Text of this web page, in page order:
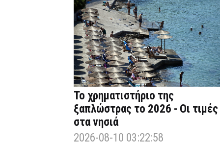
Το χρηματιστήριο της
ξαπλώστρας το 2026 - Οι τιμές
στα νησιά
2026-08-10 03:22:58